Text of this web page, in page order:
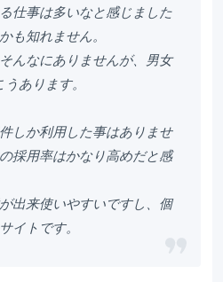
仕事は多いなと感じました
も知れません。
んなにありませんが、男女
あります。
しか利用した事はありませ
採用率はかなり高めだと感
出来使いやすいですし、個
イトです。